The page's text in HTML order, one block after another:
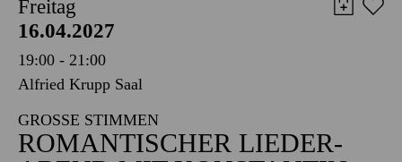
19:00 - 21:00
Alfried Krupp Saal
GROSSE STIMMEN
ROMANTISCHER LIEDER­
ABEND MIT KONSTANTIN
KRIMMEL